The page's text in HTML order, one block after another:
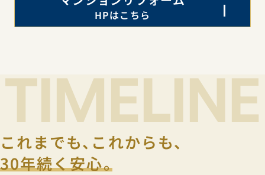
HPはこちら
TIMELINE
これまでも、これからも、
30年続く安心。